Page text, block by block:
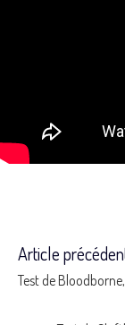
Read
Article
Test de